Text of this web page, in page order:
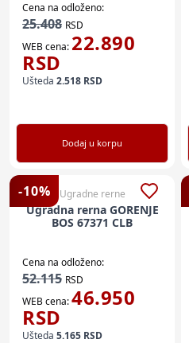
Cena na odloženo:
25.408 RSD
WEB cena: 22.890
RSD
Ušteda 2.518 RSD
Dodaj u korpu
-10% Ugradne rerne
Ugradna rerna GORENJE
BOS 67371 CLB
Cena na odloženo:
52.115 RSD
WEB cena:46.950
RSD
Ušteda 5.165 RSD